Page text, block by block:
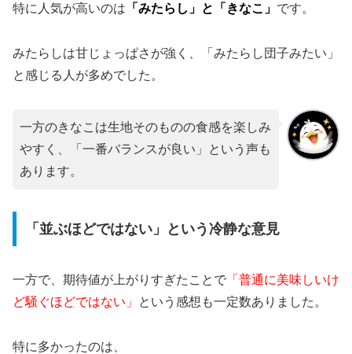
特に人気が高いのは 「みたらし」と「きなこ」 です。
みたらしは甘じょっぱさが強く、「みたらし団子みたい」
と感じる人が多めでした。
一方のきなこは生地そのものの食感を楽しみ
やすく、「一番バランスが良い」という声も
あります。
「並ぶほどではない」という冷静な意見
一方で、期待値が上がりすぎたことで 「普通に美味しいけ
ど騒ぐほどではない」
という感想も一定数ありました。
特に多かったのは、